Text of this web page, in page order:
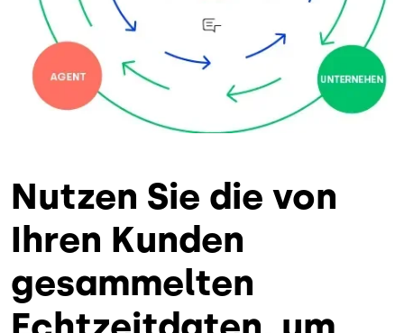
Nutzen Sie die von
Ihren Kunden
gesammelten